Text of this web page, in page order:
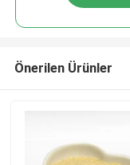
Önerilen Ürünler